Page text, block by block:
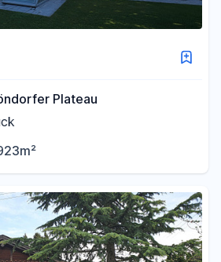
Filter für Fläche zurücksetzen
Plateau